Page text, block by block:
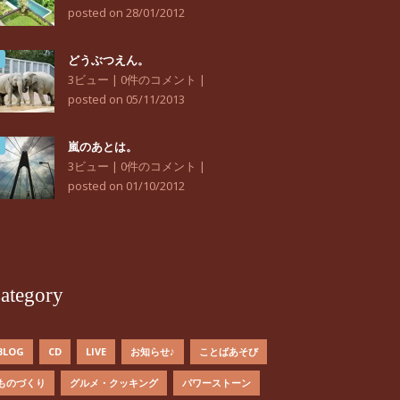
posted on 28/01/2012
どうぶつえん。
3ビュー | 0件のコメント |
posted on 05/11/2013
嵐のあとは。
3ビュー | 0件のコメント |
posted on 01/10/2012
CD LIVE お知らせ♪ ことばあそび
のづくり グルメ・クッキング パワーストーン